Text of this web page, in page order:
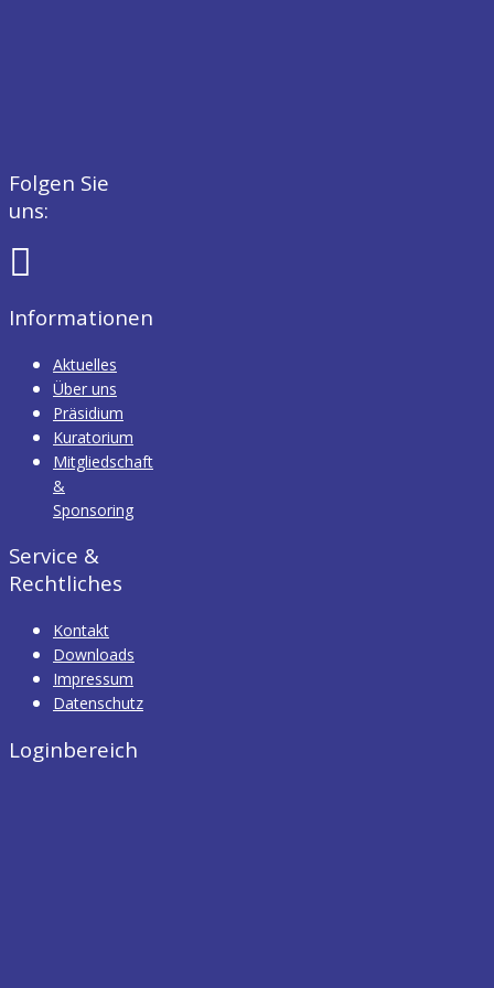
Folgen Sie
uns:
Informationen
Aktuelles
Über uns
Präsidium
Kuratorium
Mitgliedschaft
&
Sponsoring
Service &
Rechtliches
Kontakt
Downloads
Impressum
Datenschutz
Loginbereich